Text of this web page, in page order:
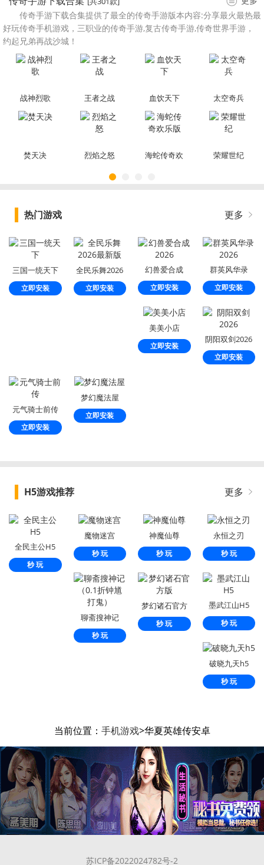
传奇手游下载合集提供了最全的传奇手游版本内容:分享最火最热最
好玩传奇手机游戏，三职业的传奇手游,复古传奇手游,传奇世界手游，
约起兄弟再战沙城！
战神烈歌 王者之战 血饮天下 太空奇兵
焚天决 烈焰之怒 海蛇传奇欢 荣耀世纪
热门游戏 更多
三国一统天下
立即安装
全民乐舞2026
最新版
立即安装
幻兽爱合成
2026
立即安装
群英风华录
2026
立即安装
美美小店
立即安装
阴阳双剑2026
立即安装
元气骑士前传
立即安装
梦幻魔法屋
立即安装
H5游戏推荐 更多
全民主公H5
秒 玩
魔物迷宫
秒 玩
神魔仙尊
秒 玩
永恒之刃
秒 玩
聊斋搜神记
（0.1折钟馗打
鬼）
秒 玩
梦幻诸石官方
版
秒 玩
墨武江山H5
秒 玩
破晓九天h5
秒 玩
当前位置： 手机游戏>华夏英雄传安卓
苏ICP备2022024782号-2